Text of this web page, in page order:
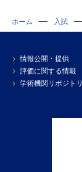
ホーム 入試
情報公開・提供
評価に関する情報
学術機関リポジトリ